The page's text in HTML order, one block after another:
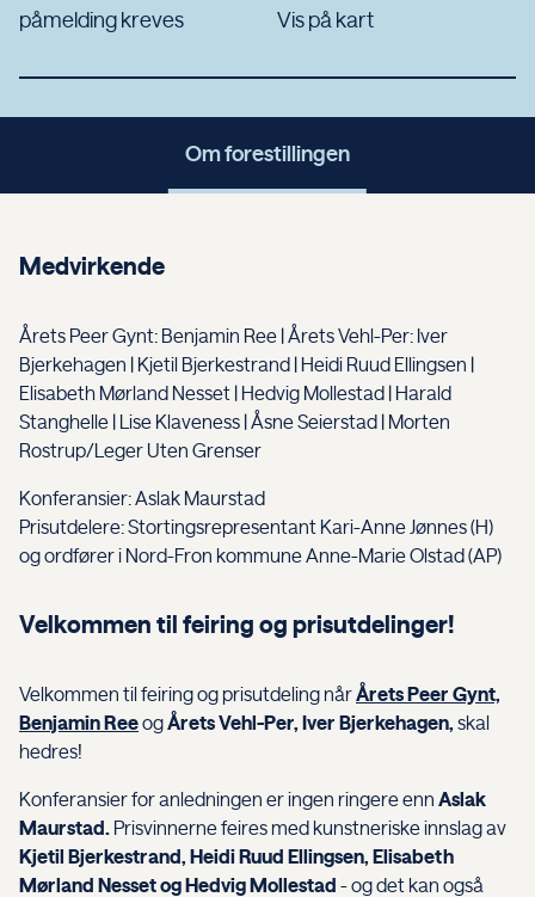
påmelding kreves
Vis på kart
Om forestillingen
Medvirkende
Årets Peer Gynt: Benjamin Ree | Årets Vehl-Per: Iver
Bjerkehagen | Kjetil Bjerkestrand | Heidi Ruud Ellingsen |
Elisabeth Mørland Nesset | Hedvig Mollestad | Harald
Stanghelle | Lise Klaveness | Åsne Seierstad | Morten
Rostrup/Leger Uten Grenser
Konferansier: Aslak Maurstad
Prisutdelere: Stortingsrepresentant Kari-Anne Jønnes (H)
og ordfører i Nord-Fron kommune Anne-Marie Olstad (AP)
Velkommen til feiring og prisutdelinger!
Velkommen til feiring og prisutdeling nårÅrets Peer Gynt,
Benjamin ReeogÅrets Vehl-Per, Iver Bjerkehagen, skal
hedres!
Konferansier for anledningen er ingen ringere enn Aslak
Maurstad. Prisvinnerne feires med kunstneriske innslag av
Kjetil Bjerkestrand, Heidi Ruud Ellingsen, Elisabeth
Mørland Nesset og Hedvig Mollestad - og det kan også